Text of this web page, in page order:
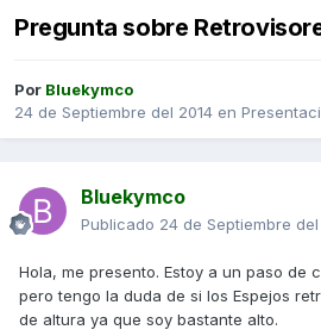
Pregunta sobre
Por Bluekymco
24 de Septiembre del 2014 en
Bluekymco
Publicado 24 de Septiembre del
Hola, me presento. Estoy a un paso de
pero tengo la duda de si los Espejos
de altura ya que soy bastante alto.